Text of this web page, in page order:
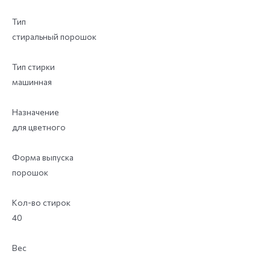
Тип
стиральный порошок
Тип стирки
машинная
Назначение
для цветного
Форма выпуска
порошок
Кол-во стирок
40
Вес